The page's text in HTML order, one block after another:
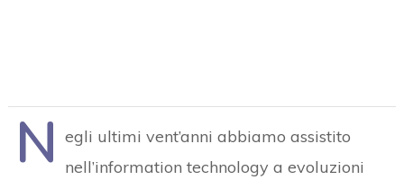
N egli ultimi vent’anni abbiamo assistito
nell’information technology a evoluzioni